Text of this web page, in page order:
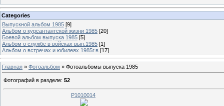
Categories
Выпускной альбом 1985 [9]
Альбом о курсантантской жизни 1985 [20]
Боевой альбом выпуска 1985 [5]
Альбом о службе в войсках вып.1985 [1]
Альбом о встречах и юбилеях 1985г.в [17]
Главная » Фотоальбом » Фотоальбомы выпуска 1985
Фотографий в разделе: 52
P1010014